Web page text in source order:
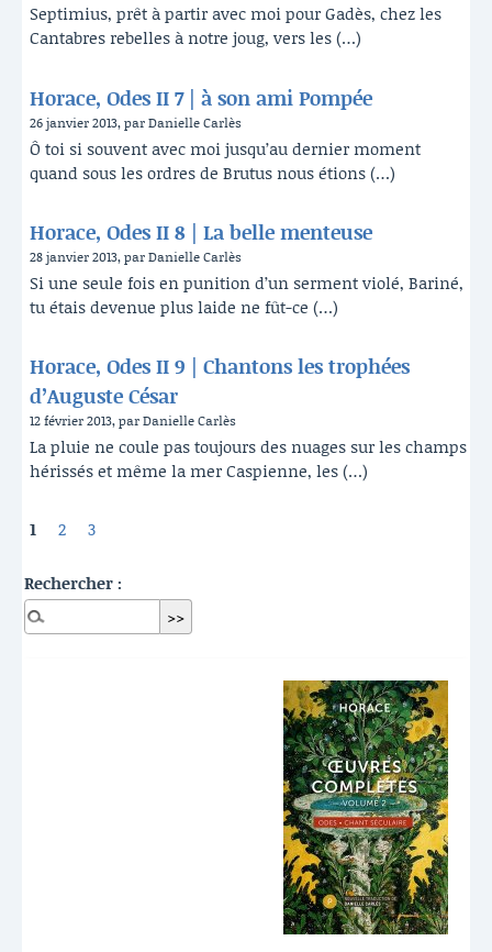
Septimius, prêt à partir avec moi pour Gadès, chez les
Cantabres rebelles à notre joug, vers les (…)
Horace, Odes II 7 | à son ami Pompée
26 janvier 2013, par Danielle Carlès
Ô toi si souvent avec moi jusqu’au dernier moment
quand sous les ordres de Brutus nous étions (…)
Horace, Odes II 8 | La belle menteuse
28 janvier 2013, par Danielle Carlès
Si une seule fois en punition d’un serment violé, Bariné,
tu étais devenue plus laide ne fût-ce (…)
Horace, Odes II 9 | Chantons les trophées
d’Auguste César
12 février 2013, par Danielle Carlès
La pluie ne coule pas toujours des nuages sur les champs
hérissés et même la mer Caspienne, les (…)
1 2 3
Rechercher :
Dernières publications